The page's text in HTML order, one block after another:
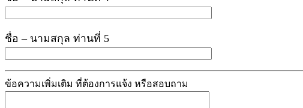
ชื่อ – นามสกุล ท่านที่ 5
ข้อความเพิ่มเติม ที่ต้องการแจ้ง หรือสอบถาม